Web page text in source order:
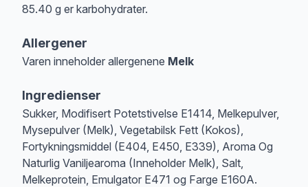
85.40 g er karbohydrater.
Allergener
Varen inneholder allergenene Melk
Ingredienser
Sukker, Modifisert Potetstivelse E1414, Melkepulver,
Mysepulver (Melk), Vegetabilsk Fett (Kokos),
Fortykningsmiddel (E404, E450, E339), Aroma Og
Naturlig Vaniljearoma (Inneholder Melk), Salt,
Melkeprotein, Emulgator E471 og Farge E160A.